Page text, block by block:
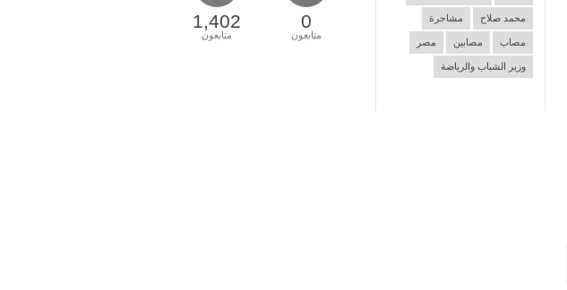
محمد صلاح مشاجرة
مصاب مصابين مصر
وزير الشباب والرياضة
0
متابعون
1,402
متابعون